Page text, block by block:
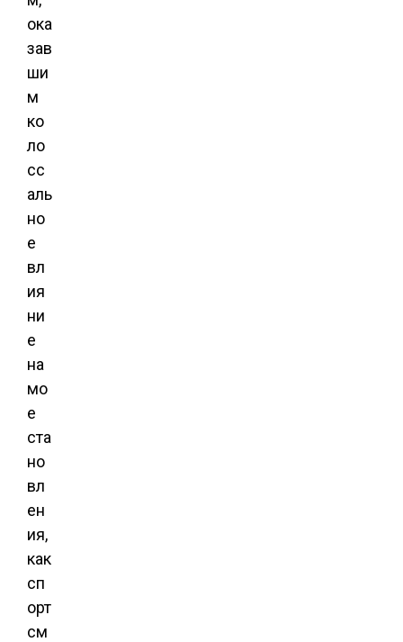
ока
зав
ши
м
ко
ло
сс
аль
но
е
вл
ия
ни
е
на
мо
е
ста
но
вл
ен
ия,
как
сп
орт
см